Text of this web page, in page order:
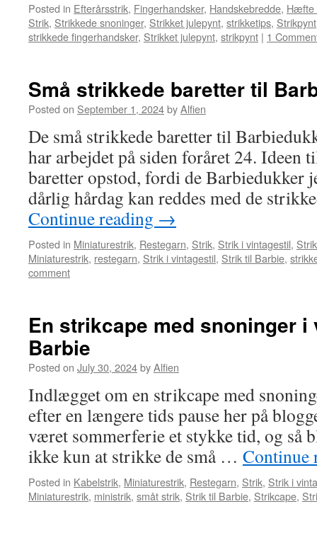
Posted in Efterårsstrik, Fingerhandsker, Handskebredde, Hæfte
Strik, Strikkede snoninger, Strikket julepynt, strikketips, Strikpynt
strikkede fingerhandsker, Strikket julepynt, strikpynt | 1
Små strikkede baretter til
Posted on September 1, 2024byAlfien
De små strikkede baretter til
har arbejdet på siden foråret 24. Ideen
baretter opstod, fordi de Barbiedukker
dårlig hårdag kan reddes med de
Continue reading →
Posted in Miniaturestrik, Restegarn, Strik, Strik i vintagestil,
Miniaturestrik, restegarn, Strik i vintagestil, Strik til Barbie,
comment
En strikcape med snoninger
Barbie
Posted on July 30, 2024byAlfien
Indlægget om en strikcape med
efter en længere tids pause her på
været sommerferie et stykke tid, og så
ikke kun at strikke de små … Continue
Posted in Kabelstrik, Miniaturestrik, Restegarn, Strik, Strik i
Miniaturestrik, ministrik, småt strik, Strik til Barbie, Strikcape,